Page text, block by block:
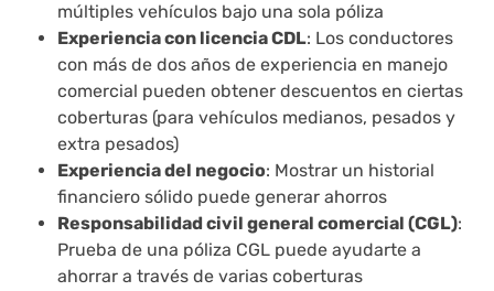
múltiples vehículos bajo una sola póliza
Experiencia con licencia CDL: Los conductores
con más de dos años de experiencia en manejo
comercial pueden obtener descuentos en ciertas
coberturas (para vehículos medianos, pesados y
extra pesados)
Experiencia del negocio: Mostrar un historial
financiero sólido puede generar ahorros
Responsabilidad civil general comercial (CGL):
Prueba de una póliza CGL puede ayudarte a
ahorrar a través de varias coberturas